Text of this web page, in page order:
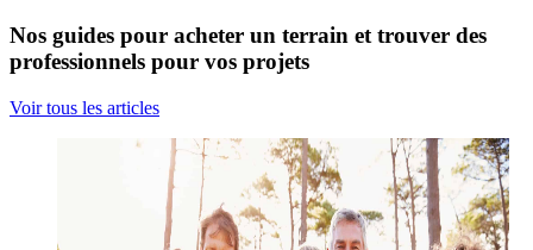
Nos guides pour acheter un terrain et trouver des
professionnels pour vos projets
Voir tous les articles